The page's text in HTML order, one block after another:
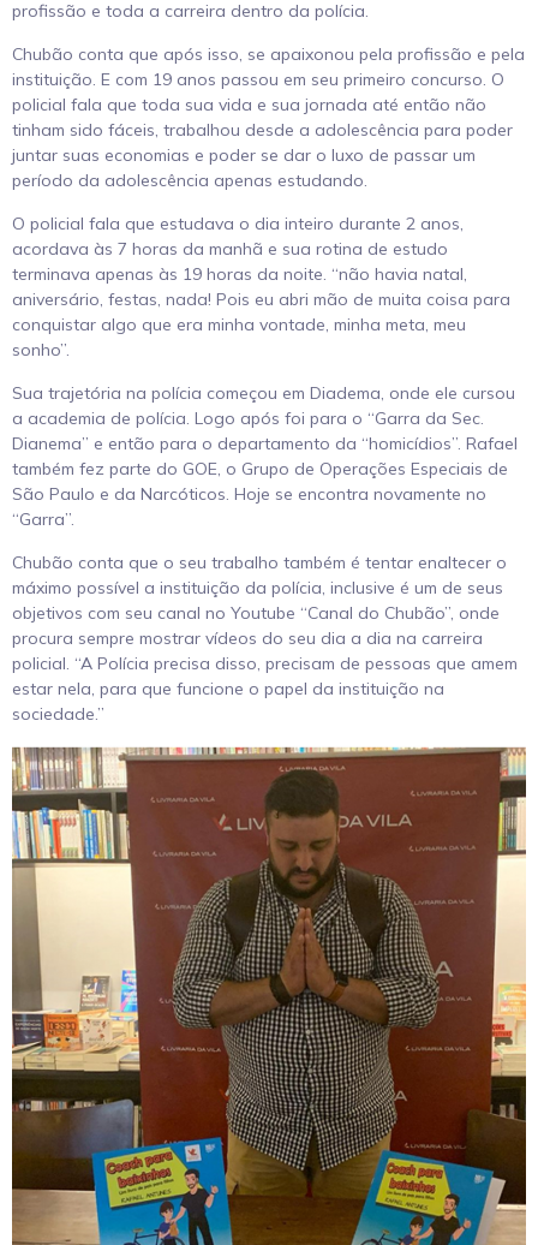
profissão e toda a carreira dentro da polícia.
Chubão conta que após isso, se apaixonou pela profissão e pela
instituição. E com 19 anos passou em seu primeiro concurso. O
policial fala que toda sua vida e sua jornada até então não
tinham sido fáceis, trabalhou desde a adolescência para poder
juntar suas economias e poder se dar o luxo de passar um
período da adolescência apenas estudando.
O policial fala que estudava o dia inteiro durante 2 anos,
acordava às 7 horas da manhã e sua rotina de estudo
terminava apenas às 19 horas da noite. “não havia natal,
aniversário, festas, nada! Pois eu abri mão de muita coisa para
conquistar algo que era minha vontade, minha meta, meu
sonho”.
Sua trajetória na polícia começou em Diadema, onde ele cursou
a academia de polícia. Logo após foi para o “Garra da Sec.
Dianema” e então para o departamento da “homicídios”. Rafael
também fez parte do GOE, o Grupo de Operações Especiais de
São Paulo e da Narcóticos. Hoje se encontra novamente no
“Garra”.
Chubão conta que o seu trabalho também é tentar enaltecer o
máximo possível a instituição da polícia, inclusive é um de seus
objetivos com seu canal no Youtube “Canal do Chubão”, onde
procura sempre mostrar vídeos do seu dia a dia na carreira
policial. “A Polícia precisa disso, precisam de pessoas que amem
estar nela, para que funcione o papel da instituição na
sociedade.”